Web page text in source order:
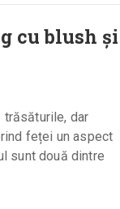
cu blush și
trăsăturile, dar
feței un aspect
sunt două dintre